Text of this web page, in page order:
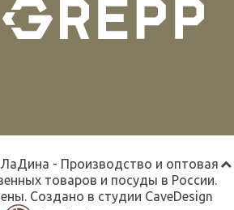
- Производство и оптовая
товаров и посуды в России.
Создано в студии CaveDesign